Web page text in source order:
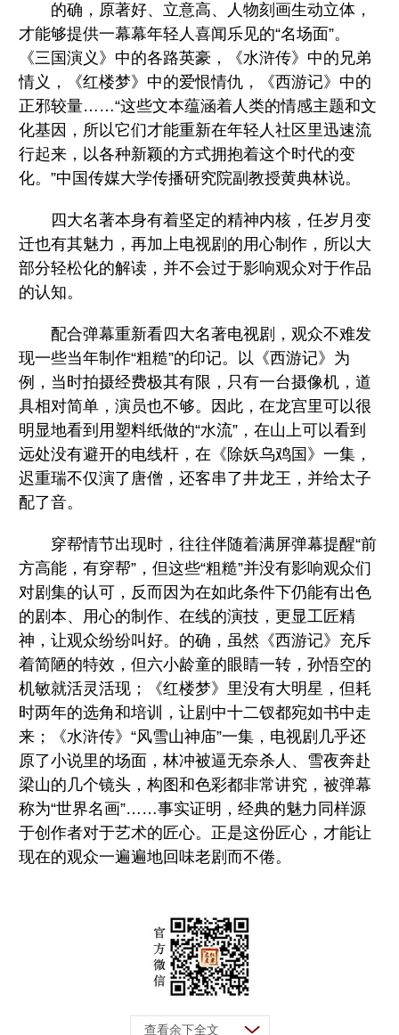
的确，原著好、立意高、人物刻画生动立体，
才能够提供一幕幕年轻人喜闻乐见的“名场面”。
《三国演义》中的各路英豪，《水浒传》中的兄弟
情义，《红楼梦》中的爱恨情仇，《西游记》中的
正邪较量……“这些文本蕴涵着人类的情感主题和文
化基因，所以它们才能重新在年轻人社区里迅速流
行起来，以各种新颖的方式拥抱着这个时代的变
化。”中国传媒大学传播研究院副教授黄典林说。
四大名著本身有着坚定的精神内核，任岁月变
迁也有其魅力，再加上电视剧的用心制作，所以大
部分轻松化的解读，并不会过于影响观众对于作品
的认知。
配合弹幕重新看四大名著电视剧，观众不难发
现一些当年制作“粗糙”的印记。以《西游记》为
例，当时拍摄经费极其有限，只有一台摄像机，道
具相对简单，演员也不够。因此，在龙宫里可以很
明显地看到用塑料纸做的“水流”，在山上可以看到
远处没有避开的电线杆，在《除妖乌鸡国》一集，
迟重瑞不仅演了唐僧，还客串了井龙王，并给太子
配了音。
穿帮情节出现时，往往伴随着满屏弹幕提醒“前
方高能，有穿帮”，但这些“粗糙”并没有影响观众们
对剧集的认可，反而因为在如此条件下仍能有出色
的剧本、用心的制作、在线的演技，更显工匠精
神，让观众纷纷叫好。的确，虽然《西游记》充斥
着简陋的特效，但六小龄童的眼睛一转，孙悟空的
机敏就活灵活现；《红楼梦》里没有大明星，但耗
时两年的选角和培训，让剧中十二钗都宛如书中走
来；《水浒传》“风雪山神庙”一集，电视剧几乎还
原了小说里的场面，林冲被逼无奈杀人、雪夜奔赴
梁山的几个镜头，构图和色彩都非常讲究，被弹幕
称为“世界名画”……事实证明，经典的魅力同样源
于创作者对于艺术的匠心。正是这份匠心，才能让
现在的观众一遍遍地回味老剧而不倦。
查看余下全文